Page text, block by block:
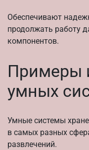
Обеспечивают
продолжать работу
компонентов.
Примеры
умных
Умные системы
в самых разных
развлечений.